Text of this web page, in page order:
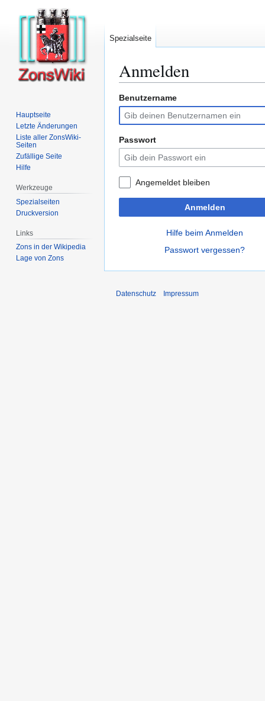
Anmelden
Zur
Navigation
springen
Zur
Suche
springen
Benutzername
Passwort
Angemeldet bleiben
Anmelden
Hilfe beim Anmelden
Passwort vergessen?
Spezialseite
Hauptseite
Letzte Änderungen
Liste aller ZonsWiki-
Seiten
Zufällige Seite
Hilfe
Werkzeuge
Spezialseiten
Druckversion
Links
Zons in der Wikipedia
Lage von Zons
Datenschutz Impressum